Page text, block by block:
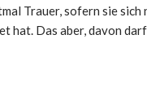
Trauer, sofern sie
hat. Das aber, davon